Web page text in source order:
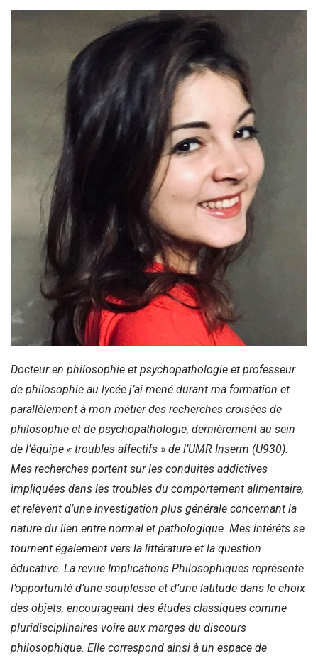
Docteur en philosophie et psychopathologie et professeur
de philosophie au lycée j’ai mené durant ma formation et
parallèlement à mon métier des recherches croisées de
philosophie et de psychopathologie, dernièrement au sein
de l’équipe « troubles affectifs » de l’UMR Inserm (U930).
Mes recherches portent sur les conduites addictives
impliquées dans les troubles du comportement alimentaire,
et relèvent d’une investigation plus générale concernant la
nature du lien entre normal et pathologique. Mes intérêts se
tournent également vers la littérature et la question
éducative. La revue Implications Philosophiques représente
l’opportunité d’une souplesse et d’une latitude dans le choix
des objets, encourageant des études classiques comme
pluridisciplinaires voire aux marges du discours
philosophique. Elle correspond ainsi à un espace de